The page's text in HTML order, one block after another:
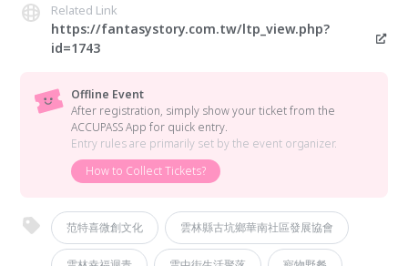
Related Link
https://fantasystory.com.tw/ltp_view.php?
id=1743
Offline Event
After registration, simply show your ticket from the
ACCUPASS App for quick entry.
Entry rules are primarily set by the event organizer.
How to Collect Tickets?
范特喜微創文化 雲林縣古坑鄉華南社區發展協會